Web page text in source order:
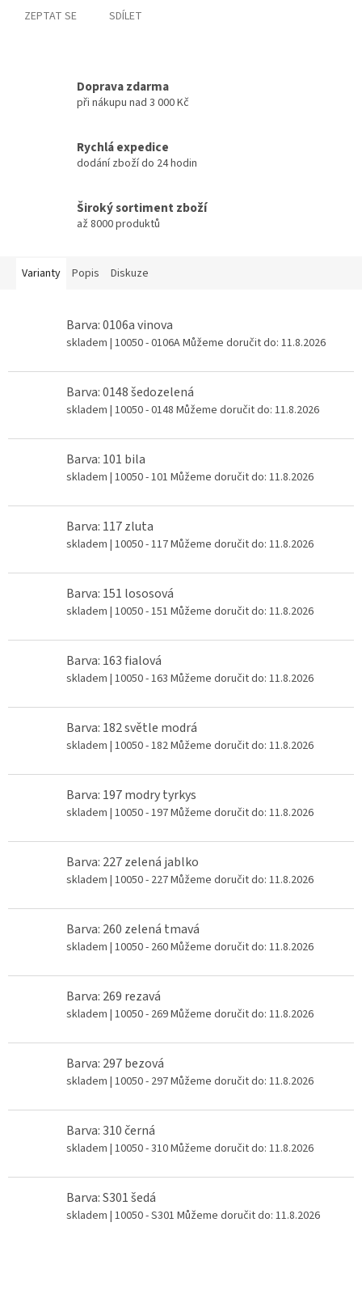
ZEPTAT SE SDÍLET
Doprava zdarma
při nákupu nad 3 000 Kč
Rychlá expedice
dodání zboží do 24 hodin
Široký sortiment zboží
až 8000 produktů
Varianty Popis Diskuze
Barva: 0106a vinova
skladem | 10050 - 0106AMůžeme doručit do: 11.8.2026
Barva: 0148 šedozelená
skladem | 10050 - 0148 Můžeme doručit do: 11.8.2026
Barva: 101 bila
skladem | 10050 - 101 Můžeme doručit do: 11.8.2026
Barva: 117 zluta
skladem | 10050 - 117Můžeme doručit do: 11.8.2026
Barva: 151 lososová
skladem | 10050 - 151 Můžeme doručit do: 11.8.2026
Barva: 163 fialová
skladem | 10050 - 163 Můžeme doručit do: 11.8.2026
Barva: 182 světle modrá
skladem | 10050 - 182Můžeme doručit do: 11.8.2026
Barva: 197 modry tyrkys
skladem | 10050 - 197Můžeme doručit do: 11.8.2026
Barva: 227 zelená jablko
skladem | 10050 - 227Můžeme doručit do: 11.8.2026
Barva: 260 zelená tmavá
skladem | 10050 - 260Můžeme doručit do: 11.8.2026
Barva: 269 rezavá
skladem | 10050 - 269Můžeme doručit do: 11.8.2026
Barva: 297 bezová
skladem | 10050 - 297Můžeme doručit do: 11.8.2026
Barva: 310 černá
skladem | 10050 - 310Můžeme doručit do: 11.8.2026
Barva: S301 šedá
skladem | 10050 - S301 Můžeme doručit do: 11.8.2026